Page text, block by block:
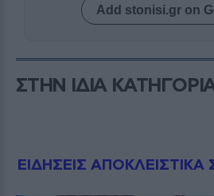
Add stonisi.gr on
ΣΤΗΝ ΙΔΙΑ
ΕΙΔΗΣΕΙΣ ΑΠΟΚΛΕΙΣΤΙΚΑ